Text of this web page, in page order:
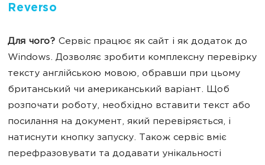
Reverso
Для чого? Сервіс працює як сайт і як додаток до
Windows. Дозволяє зробити комплексну перевірку
тексту англійською мовою, обравши при цьому
британський чи американський варіант. Щоб
розпочати роботу, необхідно вставити текст або
посилання на документ, який перевіряється, і
натиснути кнопку запуску. Також сервіс вміє
перефразовувати та додавати унікальності